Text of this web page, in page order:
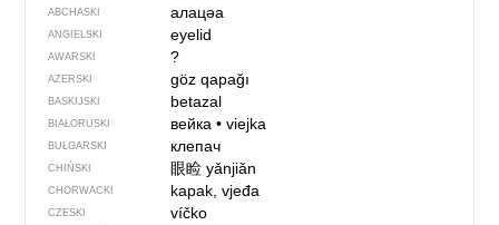
ABCHASKI алацәа
ANGIELSKI eyelid
AWARSKI ?
AZERSKI göz qapağı
BASKIJSKI betazal
BIAŁORUSKI вейка• viejka
BUŁGARSKI клепач
CHIŃSKI 眼睑yǎnjiǎn
CHORWACKI kapak, vjeđa
CZESKI víčko